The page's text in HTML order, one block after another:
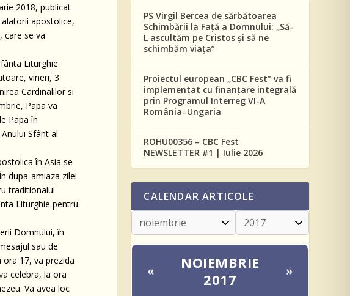
2018, publicat
apostolice,
care se va
Liturghie
vineri, 3
Cardinalilor si
Papa va
Papa în
Sfânt al
în Asia se
dupa-amiaza zilei
traditionalul
Liturghie pentru
Domnului, în
sau de
ora 17, va prezida
celebra, la ora
Va avea loc
PS Virgil Bercea de sărbătoarea
Schimbării la Față a Domnului: „Să-
L ascultăm pe Cristos și să ne
schimbăm viața”
Proiectul european „CBC Fest” va fi
implementat cu finanțare integrală
prin Programul Interreg VI-A
România–Ungaria
ROHU00356 – CBC Fest
NEWSLETTER #1 | Iulie 2026
CALENDAR ARTICOLE
«
NOIEMBRIE
2017
»